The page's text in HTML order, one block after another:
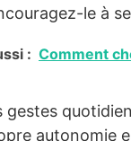
le à
: Comment
gestes
autonomie